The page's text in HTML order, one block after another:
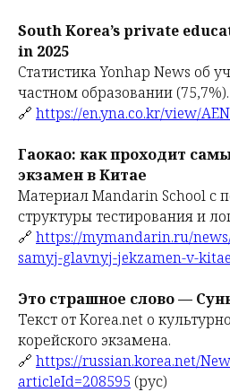
South Korea’s private
in 2025
Статистика Yonhap News об
частном образовании (75,7%).
🔗 https://en.yna.co.kr/view/
Гаокао: как проходит
экзамен в Китае
Материал Mandarin School с
структуры тестирования и
🔗 https://mymandarin.ru/
samyj-glavnyj-jekzamen-v-
Это страшное слово —
Текст от Korea.net о
корейского экзамена.
🔗 https://russian.korea.net/
articleId=208595 (рус)